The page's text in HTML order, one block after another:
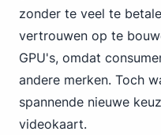
zonder te veel te
vertrouwen op te
GPU's, omdat
andere merken. Toch
spannende nieuwe
videokaart.